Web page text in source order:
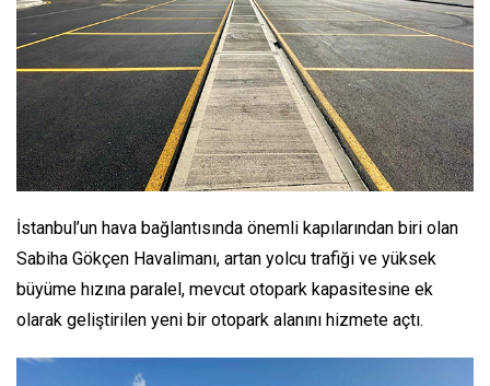
İstanbul’un hava bağlantısında önemli kapılarından biri olan
Sabiha Gökçen Havalimanı, artan yolcu trafiği ve yüksek
büyüme hızına paralel, mevcut otopark kapasitesine ek
olarak geliştirilen yeni bir otopark alanını hizmete açtı.